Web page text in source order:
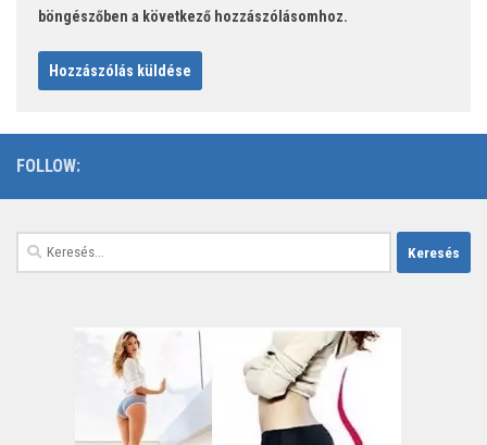
böngészőben a következő hozzászólásomhoz.
FOLLOW:
Keresés: